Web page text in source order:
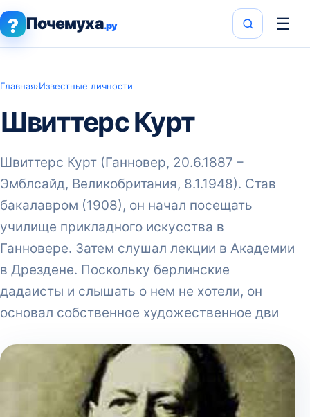
? Почемуха.ру ☰
Главная›Известные личности
Швиттерс Курт
Швиттерс Курт (Ганновер, 20.6.1887 –
Эмблсайд, Великобритания, 8.1.1948). Став
бакалавром (1908), он начал посещать
училище прикладного искусства в
Ганновере. Затем слушал лекции в Академии
в Дрездене. Поскольку берлинские
дадаисты и слышать о нем не хотели, он
основал собственное художественное дви